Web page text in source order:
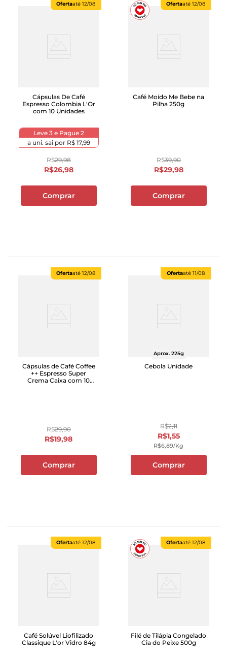
Ofertaaté 12/08
Cápsulas De Café
Espresso Colombia L'Or
com 10 Unidades
Leve 3 e Pague 2
a uni. sai por R$ 17,99
R$29,98
R$26,98
Comprar
Ofertaaté 12/08
Café Moído Me Bebe na
Pilha 250g
R$39,90
R$29,98
Comprar
Ofertaaté 12/08
Cápsulas de Café Coffee
++ Espresso Super
Crema Caixa com 10
R$29,90
R$19,98
Comprar
Ofertaaté 11/08
Aprox. 225g
Cebola Unidade
R$2,11
R$1,55
R$6,89/kg
Comprar
Ofertaaté 12/08
Café Solúvel Liofilizado
Classique L'or Vidro 84g
Ofertaaté 12/08
Filé de Tilápia Congelado
Cia do Peixe 500g